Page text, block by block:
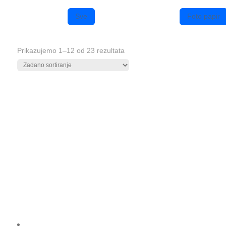
Sve Foto papir
Prikazujemo 1–12 od 23 rezultata